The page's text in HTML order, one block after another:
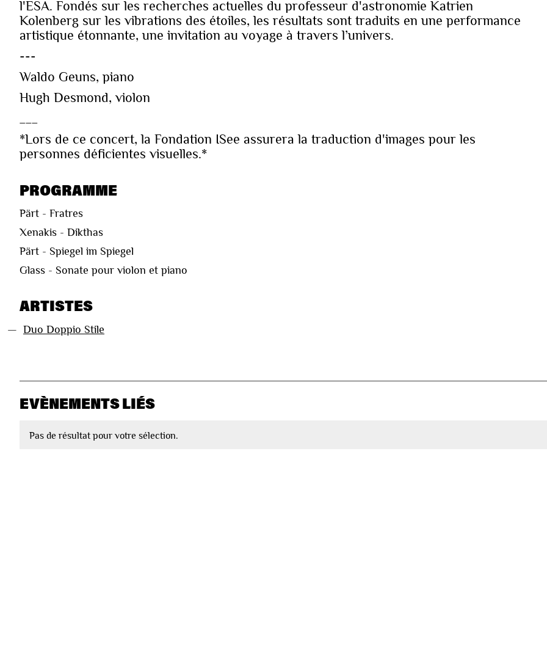
l'ESA. Fondés sur les recherches actuelles du professeur d'astronomie Katrien
Kolenberg sur les vibrations des étoiles, les résultats sont traduits en une performance
artistique étonnante, une invitation au voyage à travers l’univers.
---
Waldo Geuns, piano
Hugh Desmond, violon
*Lors de ce concert, la Fondation ISee assurera la traduction d'images pour les
personnes déficientes visuelles.*
PROGRAMME
Pärt - Fratres
Xenakis - Dikthas
Pärt - Spiegel im Spiegel
Glass - Sonate pour violon et piano
ARTISTES
— Duo Doppio Stile
EVÈNEMENTS LIÉS
Pas de résultat pour votre sélection.